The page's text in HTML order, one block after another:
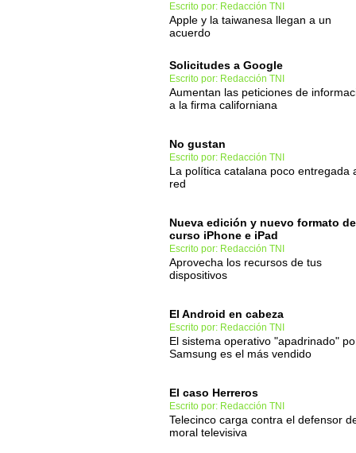
Escrito por: Redacción TNI
Apple y la taiwanesa llegan a un
acuerdo
Solicitudes a Google
Escrito por: Redacción TNI
Aumentan las peticiones de
a la firma californiana
No gustan
Escrito por: Redacción TNI
La política catalana poco entregada
red
Nueva edición y nuevo formato
curso iPhone e iPad
Escrito por: Redacción TNI
Aprovecha los recursos de tus
dispositivos
El Android en cabeza
Escrito por: Redacción TNI
El sistema operativo "apadrinado"
Samsung es el más vendido
El caso Herreros
Escrito por: Redacción TNI
Telecinco carga contra el defensor
moral televisiva